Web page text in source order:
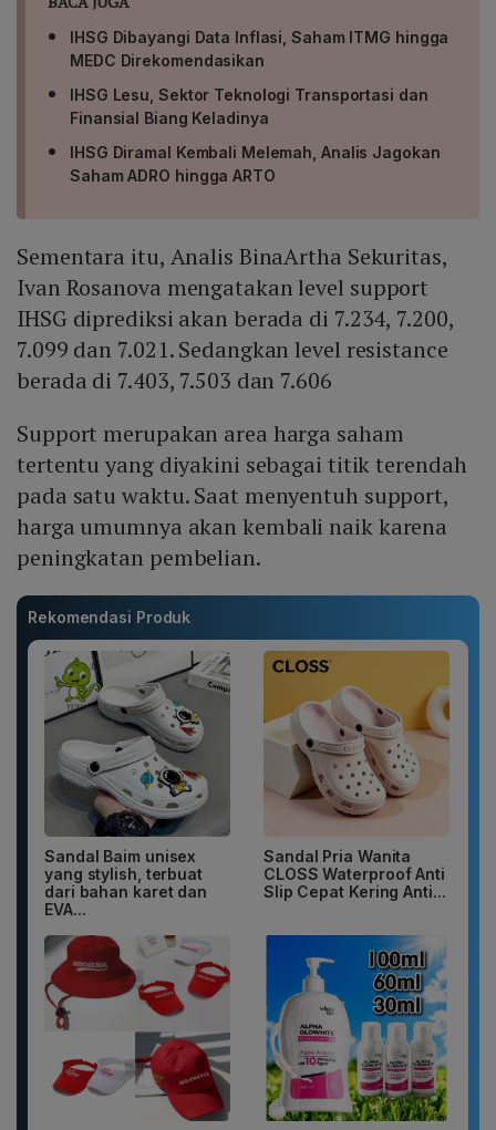
IHSG Dibayangi Data Inflasi, Saham ITMG hingga
MEDC Direkomendasikan
IHSG Lesu, Sektor Teknologi Transportasi dan
Finansial Biang Keladinya
IHSG Diramal Kembali Melemah, Analis Jagokan
Saham ADRO hingga ARTO
Sementara itu, Analis BinaArtha Sekuritas,
Ivan Rosanova mengatakan level support
IHSG diprediksi akan berada di 7.234, 7.200,
7.099 dan 7.021. Sedangkan level resistance
berada di 7.403, 7.503 dan 7.606
Support merupakan area harga saham
tertentu yang diyakini sebagai titik terendah
pada satu waktu. Saat menyentuh support,
harga umumnya akan kembali naik karena
peningkatan pembelian.
Rekomendasi Produk
Sandal Baim unisex
yang stylish, terbuat
dari bahan karet dan
EVA...
Sandal Pria Wanita
CLOSS Waterproof Anti
Slip Cepat Kering Anti...